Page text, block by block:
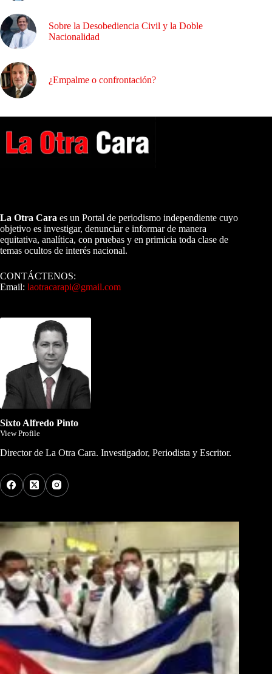
Sobre la Desobediencia Civil y la Doble
Nacionalidad
¿Empalme o confrontación?
La Otra Cara es un Portal de periodismo independiente cuyo
objetivo es investigar, denunciar e informar de manera
equitativa, analítica, con pruebas y en primicia toda clase de
temas ocultos de interés nacional.
CONTÁCTENOS:
Email: laotracarapi@gmail.com
Sixto Alfredo Pinto
View Profile
Director de La Otra Cara. Investigador, Periodista y Escritor.